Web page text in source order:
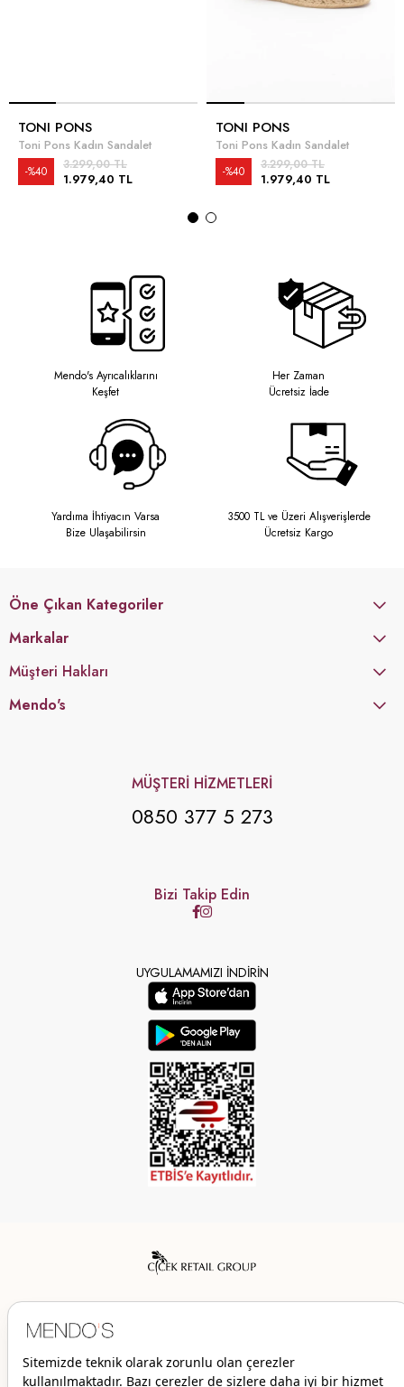
TONI PONS
Toni Pons Kadın Sandalet
1.979,40 TL
3.299,00 TL
%40
TONI PONS
Toni Pons Kadın Sandalet
1.979,40 TL
3.299,00 TL
%40
Mendo's Ayrıcalıklarını
Keşfet
Her Zaman
Ücretsiz İade
Yardıma İhtiyacın Varsa
Bize Ulaşabilirsin
3500 TL ve Üzeri Alışverişlerde
Ücretsiz Kargo
Öne Çıkan Kategoriler
Markalar
Müşteri Hakları
Mendo's
MÜŞTERİ HİZMETLERİ
0850 377 5 273
Bizi Takip Edin
UYGULAMAMIZI İNDİRİN
© 2026 Mendo’s | Her hakkı saklıdır.